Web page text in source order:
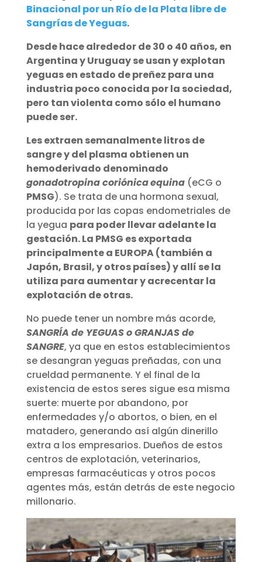
Binacional por un Río de la Plata libre de
Sangrías de Yeguas.
Desde hace alrededor de 30 o 40 años, en
Argentina y Uruguay se usan y explotan
yeguas en estado de preñez para una
industria poco conocida por la sociedad,
pero tan violenta como sólo el humano
puede ser.
Les extraen semanalmente litros de
sangre y del plasma obtienen un
hemoderivado denominado
gonadotropina coriónicaequina (eCG o
PMSG). Se trata de una hormona sexual,
producida por las copas endometriales de
la yegua para poder llevar adelante la
gestación. La PMSG es exportada
principalmente a EUROPA (también a
Japón, Brasil, y otros países) y allí se la
utiliza para aumentar y acrecentar la
explotación de otras.
No puede tener un nombre más acorde,
SANGRÍA de YEGUAS o GRANJAS de
SANGRE, ya que en estos establecimientos
se desangran yeguas preñadas, con una
crueldad permanente. Y el final de la
existencia de estos seres sigue esa misma
suerte: muerte por abandono, por
enfermedades y/o abortos, o bien, en el
matadero, generando así algún dinerillo
extra a los empresarios. Dueños de estos
centros de explotación, veterinarios,
empresas farmacéuticas y otros pocos
agentes más, están detrás de este negocio
millonario.